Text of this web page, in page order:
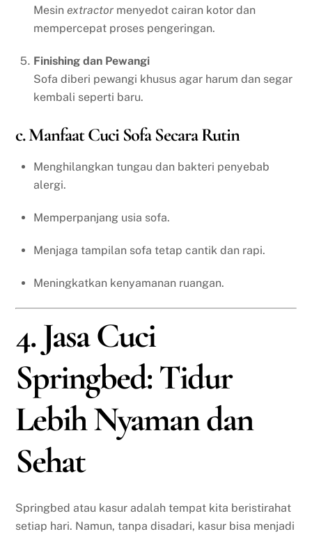
Mesin extractor menyedot cairan kotor dan
mempercepat proses pengeringan.
Finishing dan Pewangi
Sofa diberi pewangi khusus agar harum dan segar
kembali seperti baru.
c. Manfaat Cuci Sofa Secara Rutin
Menghilangkan tungau dan bakteri penyebab
alergi.
Memperpanjang usia sofa.
Menjaga tampilan sofa tetap cantik dan rapi.
Meningkatkan kenyamanan ruangan.
4. Jasa Cuci
Springbed: Tidur
Lebih Nyaman dan
Sehat
Springbed atau kasur adalah tempat kita beristirahat
setiap hari. Namun, tanpa disadari, kasur bisa menjadi